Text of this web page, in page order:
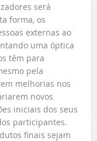
será
forma, os
externas ao
uma óptica
têm para
pela
melhorias nos
novos
iniciais dos seus
participantes.
finais sejam